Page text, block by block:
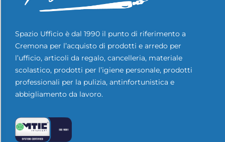
Spazio Ufficio è dal 1990 il punto di riferimento a
Cremona per l’acquisto di prodotti e arredo per
l’ufficio, articoli da regalo, cancelleria, materiale
scolastico, prodotti per l’igiene personale, prodotti
professionali per la pulizia, antinfortunistica e
abbigliamento da lavoro.